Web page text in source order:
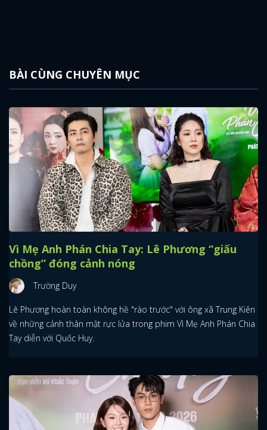
BÀI CÙNG CHUYÊN MỤC
Vì Mẹ Anh Phán Chia Tay: Lê Phương “giấu
chồng” đóng cảnh nóng
Trường Duy
Lê Phương hoàn toàn không hề "rào trước" với ông xã Trung Kiên
về những cảnh thân mật rực lửa trong phim Vì Mẹ Anh Phán Chia
Tay diễn với Quốc Huy.